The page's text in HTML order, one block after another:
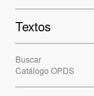
Textos
Buscar
Catálogo OPDS